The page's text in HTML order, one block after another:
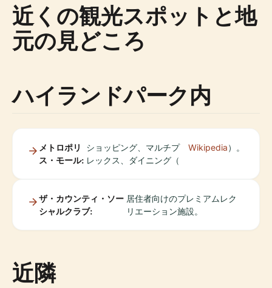
近くの観光スポットと地
元の見どころ
ハイランドパーク内
メトロポリ
ス・モール:
ショッピング、マルチプ
レックス、ダイニング（
Wikipedia）。
ザ・カウンティ・ソー
シャルクラブ:
居住者向けのプレミアムレク
リエーション施設。
近隣